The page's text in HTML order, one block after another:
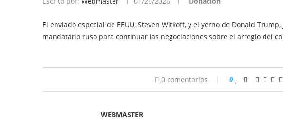
El enviado especial de EEUU, Steven Witkoff, y el yerno de Donald
mandatario ruso para continuar las negociaciones sobre el arreglo del
0 comentarios 0
WEBMASTER